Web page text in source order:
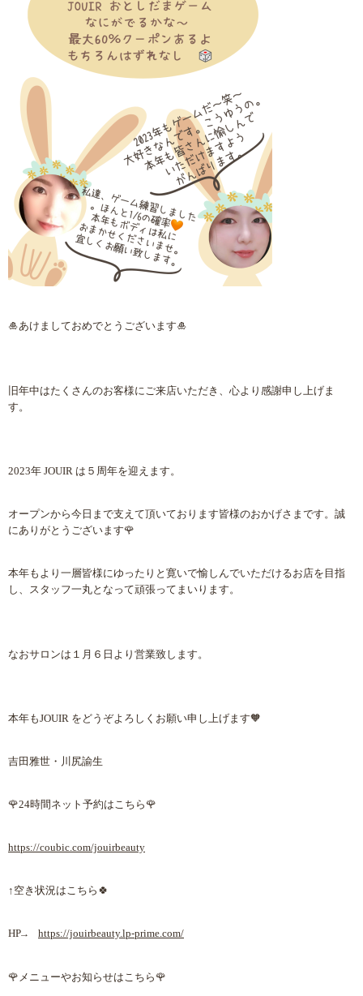
🎍あけましておめでとうございます🎍
旧年中はたくさんのお客様にご来店いただき、心より感謝申し上げま
す。
2023年 JOUIR は５周年を迎えます。
オープンから今日まで支えて頂いております皆様のおかげさまです。誠
にありがとうございます🌹
本年もより一層皆様にゆったりと寛いで愉しんでいただけるお店を目指
し、スタッフ一丸となって頑張ってまいります。
なおサロンは１月６日より営業致します。
本年もJOUIR をどうぞよろしくお願い申し上げます🧡
吉田雅世・川尻諭生
🌹24時間ネット予約はこちら🌹
https://coubic.com/jouirbeauty
↑空き状況はこちら 🍀
HP→ https://jouirbeauty.lp-prime.com/
🌹 メニューやお知らせはこちら🌹